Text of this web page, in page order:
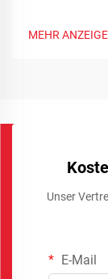
MEHR
Unser
E-Mail